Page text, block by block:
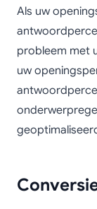
Als uw
probleem met
uw